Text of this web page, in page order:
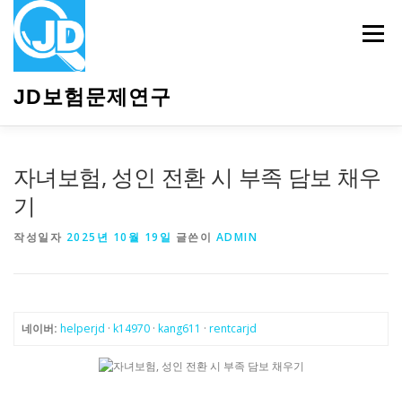
JD보험문제연구
메뉴
자녀보험, 성인 전환 시 부족 담보 채우
기
작성일자 2025년 10월 19일 글쓴이 ADMIN
네이버: helperjd · k14970 · kang611 · rentcarjd